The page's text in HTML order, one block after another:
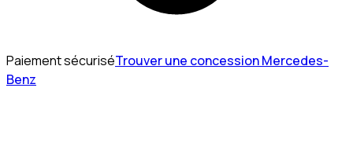
Paiement sécuriséTrouver une concession Mercedes-
Benz